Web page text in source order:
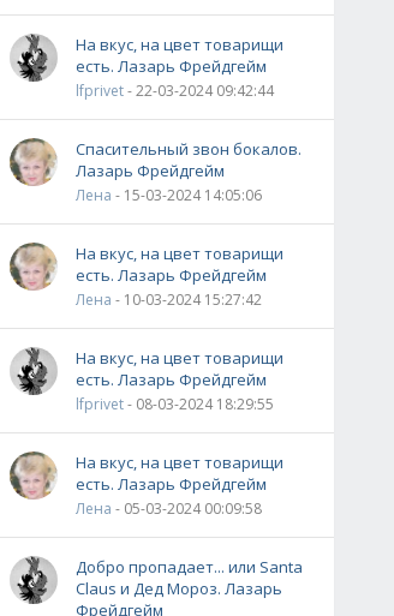
и для чего они нужны?
обряды / Иконы и молитвы 0
На вкус, на цвет товарищи
есть. Лазарь Фрейдгейм
lfprivet- 22-03-2024 09:42:44
Спасительный звон бокалов.
Лазарь Фрейдгейм
Лена - 15-03-2024 14:05:06
На вкус, на цвет товарищи
есть. Лазарь Фрейдгейм
Лена - 10-03-2024 15:27:42
На вкус, на цвет товарищи
есть. Лазарь Фрейдгейм
lfprivet- 08-03-2024 18:29:55
На вкус, на цвет товарищи
есть. Лазарь Фрейдгейм
Лена - 05-03-2024 00:09:58
Добро пропадает... или Santa
Claus и Дед Мороз. Лазарь
Фрейдгейм